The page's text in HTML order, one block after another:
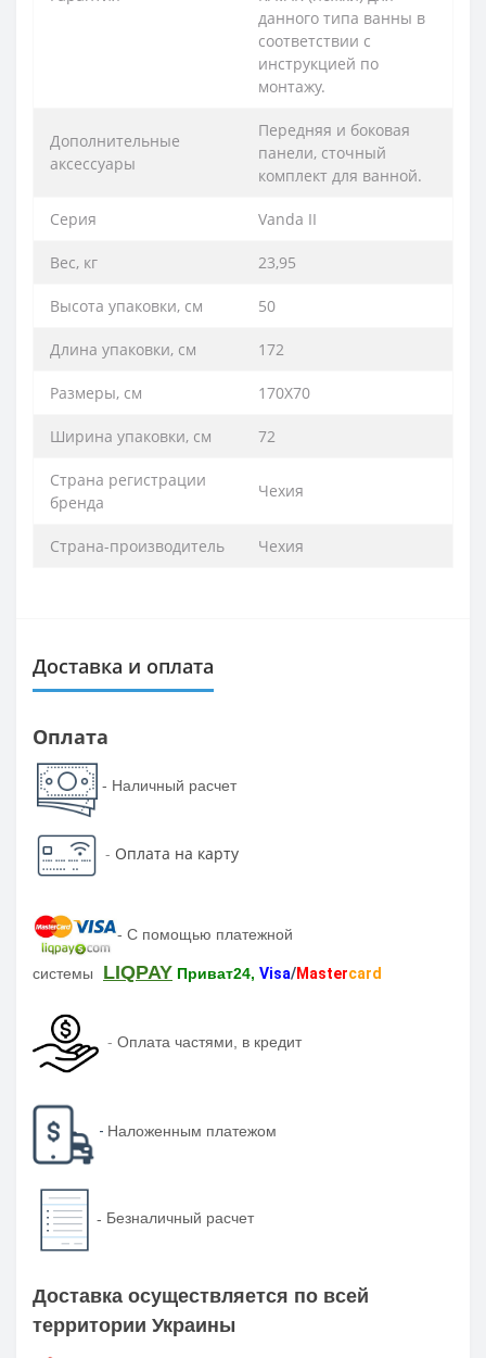
данного типа ванны в
соответствии с
инструкцией по
монтажу.
Дополнительные
аксессуары
Передняя и боковая
панели, сточный
комплект для ванной.
Серия Vanda II
Вес, кг 23,95
Высота упаковки, см 50
Длина упаковки, см 172
Размеры, см 170X70
Ширина упаковки, см 72
Страна регистрации
бренда
Чехия
Страна-производитель Чехия
Доставка и оплата
Оплата
- Наличный расчет
- Оплата на карту
- С помощью платежной
системы LIQPAY Приват24, Visa/Mastercard
- Оплата частями, в кредит
- Наложенным платежом
- Безналичный расчет
Доставка осуществляется по всей
территории Украины